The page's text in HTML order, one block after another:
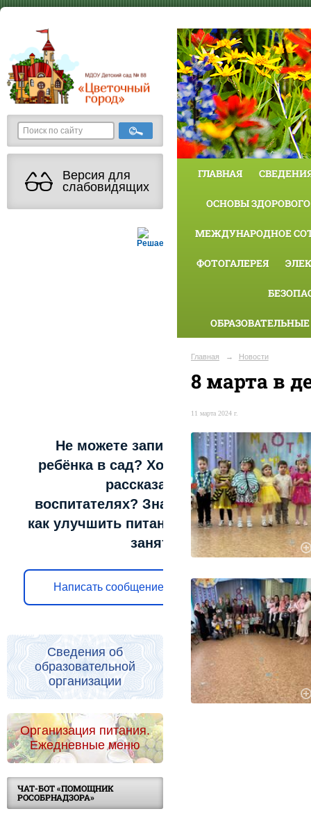
Версия для
слабовидящих
Решаем вместе
Не можете записать
ребёнка в сад? Хотите
рассказать о
воспитателях? Знаете,
как улучшить питание и
занятия?
Написать сообщение
Сведения об
образовательной
организации
Организация питания.
Ежедневные меню
ЧАТ-БОТ «ПОМОЩНИК
РОСОБРНАДЗОРА»
ГЛАВНАЯ
ОСНОВЫ
МЕЖДУНАРОДНОЕ
ФОТОГАЛЕРЕЯ
Главная → Новости
8 марта в
11 марта 2024 г.